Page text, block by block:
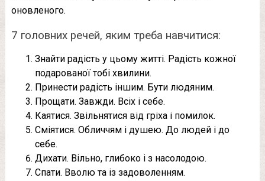
оновленого.
7 головних речей, яким треба навчитися:
Знайти радість у цьому житті. Радість кожної
подарованої тобі хвилини.
Принести радість іншим. Бути людяним.
Прощати. Завжди. Всіх і себе.
Каятися. Звільнятися від гріха і помилок.
Сміятися. Обличчям і душею. До людей і до
себе.
Дихати. Вільно, глибоко і з насолодою.
Спати. Вволю та із задоволенням.